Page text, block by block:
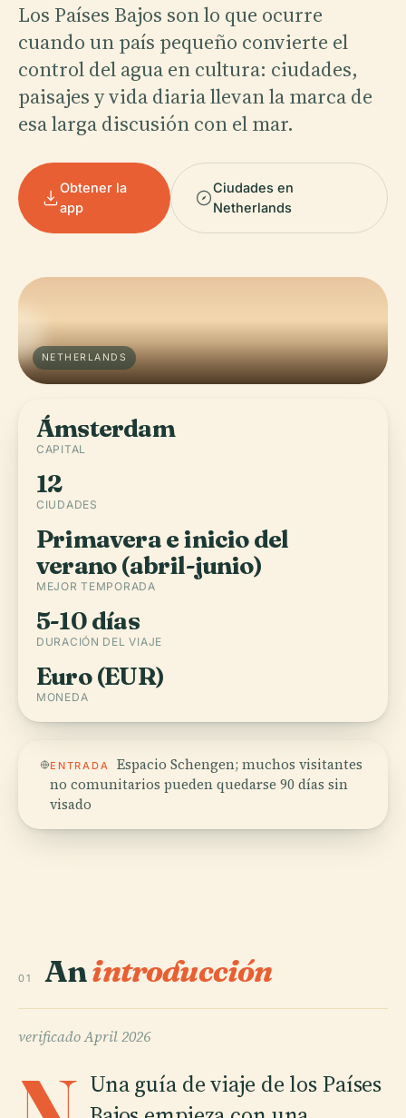
Los Países Bajos son lo que ocurre
cuando un país pequeño convierte el
control del agua en cultura: ciudades,
paisajes y vida diaria llevan la marca de
esa larga discusión con el mar.
Obtener la
app
Ciudades en
Netherlands
NETHERLANDS
Ámsterdam
CAPITAL
12
CIUDADES
Primavera e inicio del
verano (abril-junio)
MEJOR TEMPORADA
5-10 días
DURACIÓN DEL VIAJE
Euro (EUR)
MONEDA
ENTRADA
Espacio Schengen; muchos visitantes
no comunitarios pueden quedarse 90 días sin
visado
01 Anintroducción
verificadoApril 2026
Una guía de viaje de los Países